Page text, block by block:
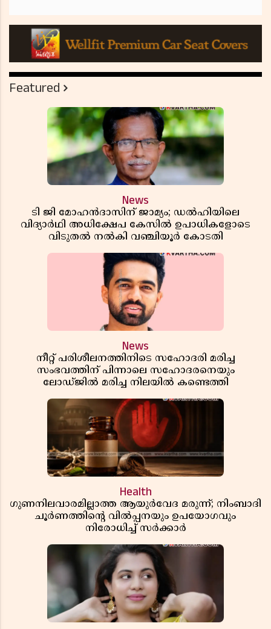
Featured
News
ടി ജി മോഹൻദാസിന് ജാമ്യം; ഡൽഹിയിലെ
വിദ്യാർഥി അധിക്ഷേപ കേസിൽ ഉപാധികളോടെ
വിടുതൽ നൽകി വഞ്ചിയൂർ കോടതി
News
നീറ്റ് പരിശീലനത്തിനിടെ സഹോദരി മരിച്ച
സംഭവത്തിന് പിന്നാലെ സഹോദരനെയും
ലോഡ്ജിൽ മരിച്ച നിലയിൽ കണ്ടെത്തി
Health
ഗുണനിലവാരമില്ലാത്ത ആയുർവേദ മരുന്ന്; നിംബാദി
ചൂർണത്തിൻ്റെ വിൽപ്പനയും ഉപയോഗവും
നിരോധിച്ച് സർക്കാർ